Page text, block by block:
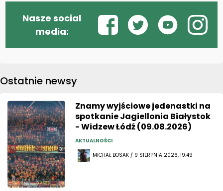
Nasze social
media:
Ostatnie newsy
Znamy wyjściowe jedenastki na
spotkanie Jagiellonia Białystok
- Widzew Łódź (09.08.2026)
AKTUALNOŚCI
MICHAŁ BOSAK / 9 SIERPNIA 2026, 19:49